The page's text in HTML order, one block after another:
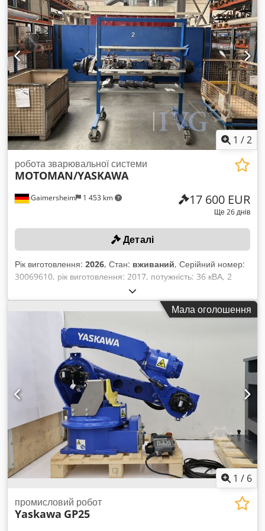
металева полиця, приблизно 100x100x150 см, 1 робочий
стіл, приблизно 100x100x100 см. Dedpfx Aozqzdcjbvokr
1 /2
Gaimersheim 1 453 km
робота зварювальної системи
MOTOMAN/YASKAWA
17 600 EUR
Ще 26 днів
Деталі
Рік виготовлення: 2026, Стан: вживаний, Серійний номер:
30069610, рік виготовлення: 2017, потужність: 36 кВА, 2
зварювальні роботи YASKAWA, кожен з блоком керування
DX200, серійний номер: 17170585, рік виготовлення: 2017,
серійний номер: 202289, рік виготовлення: 2020,
зварювальна головка MIG/MAG, автоматична подача дроту,
змінна платформа з поворотним пристроєм, завіса з
пластиковою вставкою, решітчастий захисний кожух,
система світлових бар’єрів SICK, централізована система
керування SIEMENS SIMATIC HMI, сенсорна панель,
система контролю зварювання SKS Q80. Dedpfxszqzdpe
Abvekr
Мала оголошення
1 / 6
промисловий робот
Yaskawa GP25